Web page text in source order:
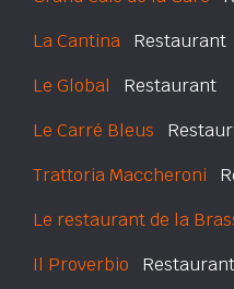
La Cantina Restaurant
Le Global Restaurant
Le Carré Bleus
Trattoria Maccheroni
Le restaurant de la
Il Proverbio Restaurant